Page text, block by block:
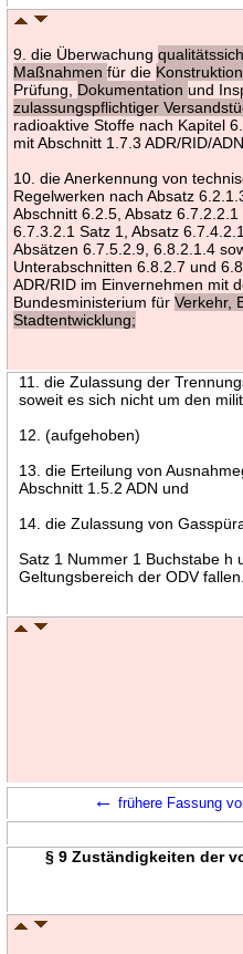
9. die Überwachung
Maßnahmenfür die Konstruktion,
Prüfung, Dokumentationund
zulassungspflichtiger
radioaktive Stoffe nach Kapitel
mit Abschnitt 1.7.3 ADR/RID/
10. die Anerkennung von
Regelwerken nach Absatz
Abschnitt 6.2.5, Absatz 6.7.2.2.1
6.7.3.2.1 Satz 1, Absatz
Absätzen 6.7.5.2.9, 6.8.2.1.4
Unterabschnitten 6.8.2.7 und
ADR/RID im Einvernehmen mit
Bundesministerium fürVerkehr,
Stadtentwicklung;
11. die Zulassung der
soweit es sich nicht um den
12. (aufgehoben)
13. die Erteilung von
Abschnitt 1.5.2 ADN und
14. die Zulassung von
Satz 1 Nummer 1 Buchstabe h
Geltungsbereich der ODV fallen.
← frühere Fassung
§ 9 Zuständigkeiten der